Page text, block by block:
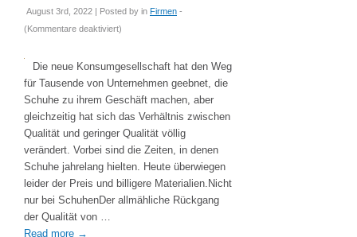
August 3rd, 2022 | Posted by in Firmen -
(Kommentare deaktiviertfür
Ertrinken
Qualität
oder
das
Ende
des
Handwerks
)
Die neue Konsumgesellschaft hat den Weg
für Tausende von Unternehmen geebnet, die
Schuhe zu ihrem Geschäft machen, aber
gleichzeitig hat sich das Verhältnis zwischen
Qualität und geringer Qualität völlig
verändert. Vorbei sind die Zeiten, in denen
Schuhe jahrelang hielten. Heute überwiegen
leider der Preis und billigere Materialien.Nicht
nur bei SchuhenDer allmähliche Rückgang
der Qualität von …
Read more →